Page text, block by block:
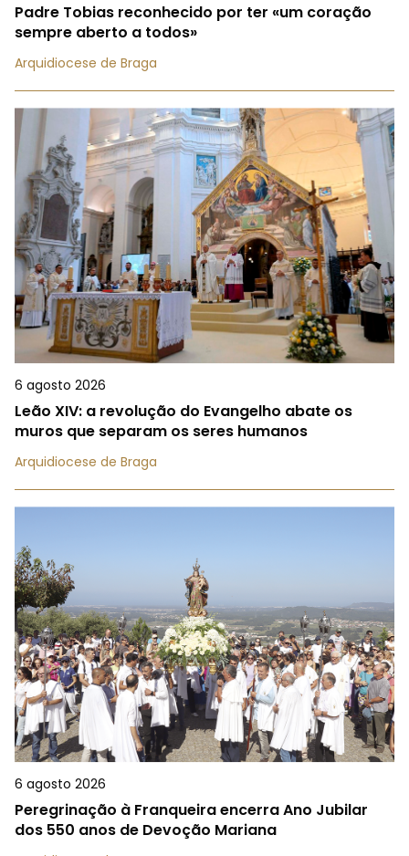
Padre Tobias reconhecido por ter «um coração
sempre aberto a todos»
Arquidiocese de Braga
6 agosto 2026
Leão XIV: a revolução do Evangelho abate os
muros que separam os seres humanos
Arquidiocese de Braga
6 agosto 2026
Peregrinação à Franqueira encerra Ano Jubilar
dos 550 anos de Devoção Mariana